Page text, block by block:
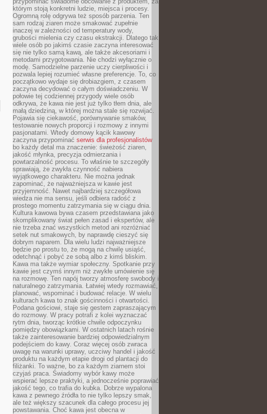
którym stoją konkretni ludzie, miejsca i procesy.
Ogromną rolę odgrywa też sposób parzenia. Ten
sam rodzaj ziaren może smakować zupełnie
inaczej w zależności od temperatury wody,
grubości mielenia czy czasu ekstrakcji. Dlatego tak
wiele osób po jakimś czasie zaczyna interesować
się nie tylko samą kawą, ale także akcesoriami i
metodami przygotowania. Nie chodzi wyłącznie o
modę. Samodzielne parzenie uczy cierpliwości i
pozwala lepiej rozumieć własne preferencje. To, co
początkowo wydaje się drobiazgiem, z czasem
zaczyna decydować o całym doświadczeniu. W
połowie tej codziennej przygody wiele osób
odkrywa, że kawa nie jest już tylko tłem dnia, ale
małą dziedziną, w której można stale się rozwijać.
Pojawia się ciekawość, porównywanie smaków,
testowanie nowych proporcji i rozmowy z innymi
pasjonatami. Wtedy domowy kącik kawowy
zaczyna przypominać serwis dla profesjonalistów
bo każdy detal ma znaczenie: świeżość ziaren,
jakość młynka, precyzja odmierzania i
powtarzalność procesu. To właśnie te szczegóły
sprawiają, że zwykła czynność nabiera
wyjątkowego charakteru. Nie można jednak
zapominać, że najważniejsza w kawie jest
przyjemność. Nawet najbardziej szczegółowa
wiedza nie ma sensu, jeśli odbiera radość z
prostego momentu zatrzymania się w ciągu dnia.
Kultura kawowa bywa czasem przedstawiana jako
skomplikowany świat pełen zasad i ekspertów, ale
nie trzeba znać wszystkich metod ani rozróżniać
setek nut smakowych, by naprawdę cieszyć się
dobrym naparem. Dla wielu ludzi najważniejsze
będzie po prostu to, że mogą na chwilę usiąść,
odetchnąć i pobyć ze sobą albo z kimś bliskim.
Kawa ma także wymiar społeczny. Spotkanie przy
kawie jest czymś innym niż zwykłe umówienie się
na rozmowę. Ten napój tworzy atmosferę swobody i
naturalnego zatrzymania. Łatwiej wtedy rozmawiać,
planować, wspominać i budować relacje. W wielu
kulturach kawa to znak gościnności i otwartości.
Podana gościowi, staje się gestem zapraszającym
do rozmowy. W pracy potrafi z kolei wyznaczać
rytm dnia, tworząc krótkie chwile odpoczynku
pomiędzy obowiązkami. W ostatnich latach rośnie
także zainteresowanie bardziej odpowiedzialnym
podejściem do kawy. Coraz więcej osób zwraca
uwagę na warunki uprawy, uczciwy handel i jakość
produktu na każdym etapie drogi od plantacji do
filiżanki. To ważne, bo za każdym ziarnem stoi
czyjaś praca. Świadomy wybór kawy może
wspierać lepsze praktyki, a jednocześnie poprawiać
jakość tego, co trafia do kubka. Dobrze wypalona
kawa z pewnego źródła to nie tylko lepszy smak,
ale też większy szacunek dla całego procesu jej
powstawania. Choć kawa jest obecna w